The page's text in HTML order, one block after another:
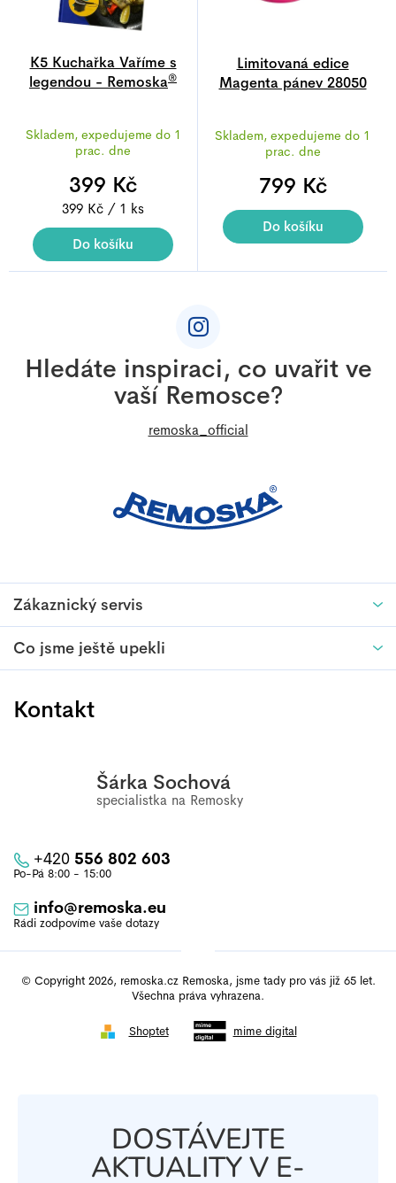
K5 Kuchařka Vaříme s
legendou - Remoska®
hodnocení
produktu
je
4,6
z
5
hvězdiček.
Skladem, expedujeme do 1
prac. dne
399 Kč
Měrná
cena:
399 Kč / 1 ks
Do košíku
Limitovaná edice
Magenta pánev 28050
hodnocení
produktu
je
z
5
hvězdiček.
Skladem, expedujeme do 1
prac. dne
799 Kč
Do košíku
Z
Hledáte inspiraci, co uvařit ve
vaší Remosce?
remoska_official
Zákaznický servis
Co jsme ještě upekli
Kontakt
Šárka Sochová
info@remoska.eu
+420 556 802 603
Shoptet mime digital
© Copyright 2026, remoska.cz Remoska, jsme tady pro vás již 65 let.
Všechna práva vyhrazena.
DOSTÁVEJTE
AKTUALITY V E-